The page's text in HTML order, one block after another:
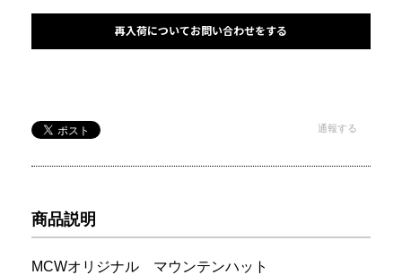
再入荷についてお問い合わせをする
通報する
商品説明
MCWオリジナル マウンテンハット